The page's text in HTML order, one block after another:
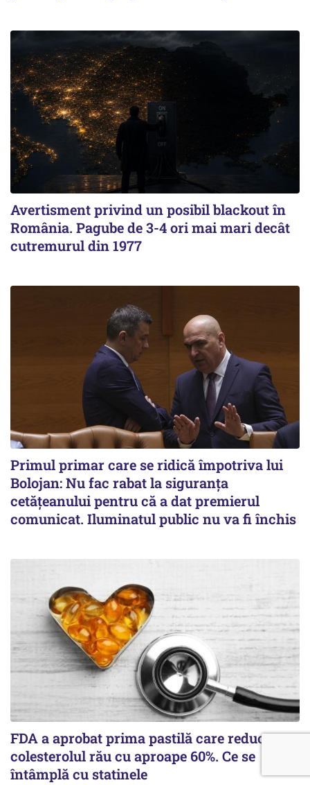
Avertisment privind un posibil blackout în
România. Pagube de 3-4 ori mai mari decât
cutremurul din 1977
Primul primar care se ridică împotriva lui
Bolojan: Nu fac rabat la siguranța
cetățeanului pentru că a dat premierul
comunicat. Iluminatul public nu va fi închis
FDA a aprobat prima pastilă care reduce
colesterolul rău cu aproape 60%. Ce se
întâmplă cu statinele